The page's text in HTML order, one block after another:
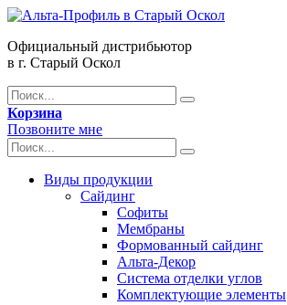
Официальный дистрибьютор
в г. Старый Оскол
Корзина
Позвоните мне
Виды продукции
Сайдинг
Софиты
Мембраны
Формованный сайдинг
Альта-Декор
Система отделки углов
Комплектующие элементы